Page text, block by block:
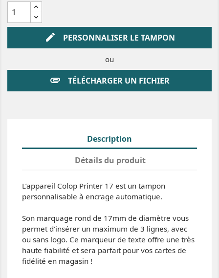
r
u
edit PERSONNALISER LE TAMPON
ou
attachment TÉLÉCHARGER UN FICHIER
Description
Détails du produit
L’appareil Colop Printer 17 est un tampon
personnalisable à encrage automatique.
Son marquage rond de 17mm de diamètre vous
permet d’insérer un maximum de 3 lignes, avec
ou sans logo. Ce marqueur de texte offre une très
haute fiabilité et sera parfait pour vos cartes de
fidélité en magasin !